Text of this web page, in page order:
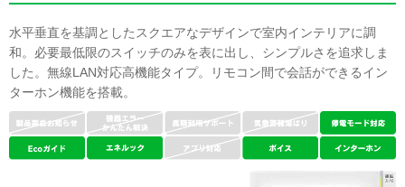
水平垂直を基調としたスクエアなデザインで室内インテリアに調
和。必要最低限のスイッチのみを表に出し、シンプルさを追求しま
した。無線LAN対応高機能タイプ。リモコン間で会話ができるイン
ターホン機能を搭載。